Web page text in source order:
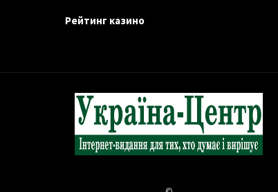
Рейтинг казино